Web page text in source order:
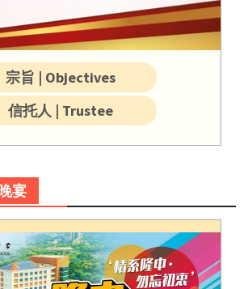
宗旨 | Objectives
信托人 | Trustee
宴